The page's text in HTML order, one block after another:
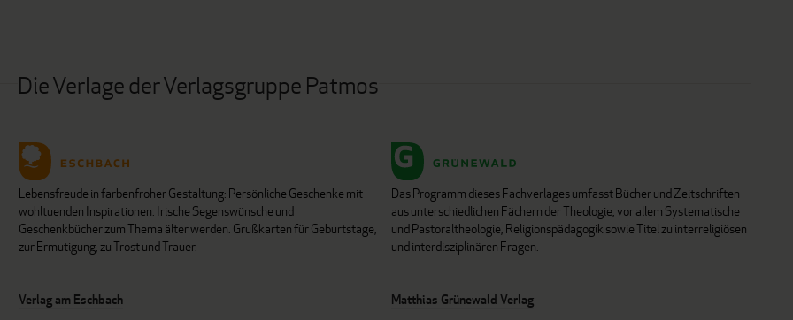
Die Verlage der Verlagsgruppe Patmos
Lebensfreude in farbenfroher Gestaltung: Persönliche Geschenke mit
wohltuenden Inspirationen. Irische Segenswünsche und
Geschenkbücher zum Thema älter werden. Grußkarten für Geburtstage,
zur Ermutigung, zu Trost und Trauer.
Verlag am Eschbach
Das Programm dieses Fachverlages umfasst Bücher und Zeitschriften
aus unterschiedlichen Fächern der Theologie, vor allem Systematische
und Pastoraltheologie, Religionspädagogik sowie Titel zu interreligiösen
und interdisziplinären Fragen.
Matthias Grünewald Verlag